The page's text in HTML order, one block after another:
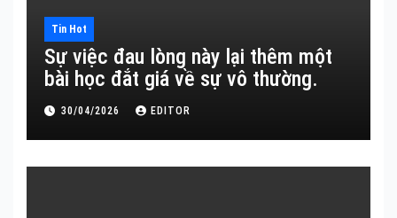
Tin Hot
Sự việc đau lòng này lại thêm một
bài học đắt giá về sự vô thường.
30/04/2026 EDITOR